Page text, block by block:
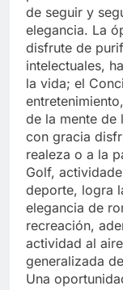
de seguir y
elegancia. La
disfrute de
intelectuales,
la vida; el
de la mente de
con gracia
realeza o a la
Golf,
deporte, logra
elegancia de
recreación,
actividad al
generalizada
Una